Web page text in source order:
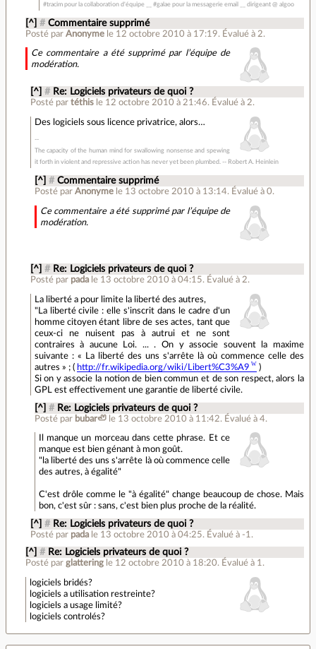
#tracim pour la collaboration d'équipe __ #galae pour la messagerie email __ dirigeant @ algoo
[^] # Commentaire supprimé
Posté parAnonyme le 12 octobre 2010 à 17:19. Évalué à 2.
Ce commentaire a été supprimé par l’équipe de
modération.
[^] # Re: Logiciels privateurs de quoi ?
Posté par téthis le 12 octobre 2010 à 21:46. Évalué à 2.
Des logiciels sous licence privatrice, alors…
The capacity of the human mind for swallowing nonsense and spewing
it forth in violent and repressive action has never yet been plumbed. -- Robert A. Heinlein
[^] # Commentaire supprimé
Posté par Anonyme le 13 octobre 2010 à 13:14. Évalué à 0.
Ce commentaire a été supprimé par l’équipe de
modération.
[^] # Re: Logiciels privateurs de quoi ?
Posté par pada le 13 octobre 2010 à 04:15. Évalué à 2.
La liberté a pour limite la liberté des autres,
"La liberté civile : elle s'inscrit dans le cadre d'un
homme citoyen étant libre de ses actes, tant que
ceux-ci ne nuisent pas à autrui et ne sont
contraires à aucune Loi. ... . On y associe souvent la maxime
suivante : « La liberté des uns s'arrête là où commence celle des
autres » ; ( http://fr.wikipedia.org/wiki/Libert%C3%A9
)
Si on y associe la notion de bien commun et de son respect, alors la
GPL est effectivement une garantie de liberté civile.
[^] # Re: Logiciels privateurs de quoi ?
Posté par bubar🦥 le 13 octobre 2010 à 11:42. Évalué à 4.
Il manque un morceau dans cette phrase. Et ce
manque est bien génant à mon goût.
"la liberté des uns s'arrête là où commence celle
des autres, à égalité"
C'est drôle comme le "à égalité" change beaucoup de chose. Mais
bon, c'est sûr : sans, c'est bien plus proche de la réalité.
[^] # Re: Logiciels privateurs de quoi ?
Posté par pada le 13 octobre 2010 à 04:25. Évalué à -1 .
[^] # Re: Logiciels privateurs de quoi ?
Posté parglattering le 12 octobre 2010 à 18:20. Évalué à 1 .
logiciels bridés?
logiciels a utilisation restreinte?
logiciels a usage limité?
logiciels controlés?